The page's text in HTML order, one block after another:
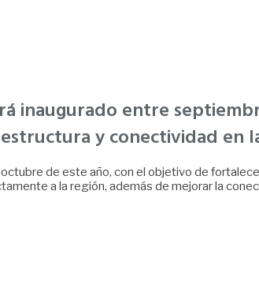
inaugurado entre
y conectividad en
de este año, con el objetivo de
a la región, además de mejorar la